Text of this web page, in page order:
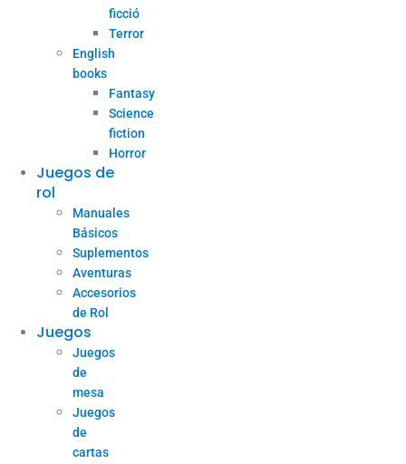
ficció
Terror
English
books
Fantasy
Science
fiction
Horror
Juegos de
rol
Manuales
Básicos
Suplementos
Aventuras
Accesorios
de Rol
Juegos
Juegos
de
mesa
Juegos
de
cartas